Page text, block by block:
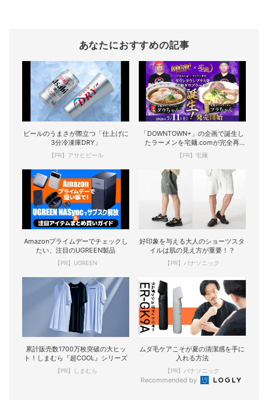
あなたにおすすめの記事
ビールのうまさが際立つ「仕上げに
3分冷凍庫DRY」
【PR】アサヒビール
「DOWNTOWN+」の企画で誕生し
たラーメンを宅麺.comが完全再
現！
【PR】宅麺
Amazonプライムデーでチェックし
たい、注目のUGREEN製品
【PR】UGREEN
好印象を与える大人のショーツスタ
イルは肌の見え方が重要！？
【PR】パナソニック
累計販売数1700万枚突破の大ヒッ
ト！しまむら『超COOL』シリーズ
【PR】しまむら
ムダ毛ケアこそが夏の清潔感を手に
入れる方法
【PR】パナソニック
Recommended by